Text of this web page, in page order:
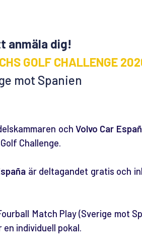
anmäla dig!
GOLF CHALLENGE
mot Spanien
och Volvo Car
Challenge.
är deltagandet gratis och
Match Play (Sverige mot
individuell pokal.